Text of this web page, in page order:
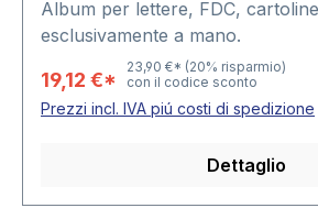
Album per lettere, FDC,
esclusivamente a mano.
19,12 €*
23,90 €* (20% risparmio)
con il codice sconto
Prezzi incl. IVA piú costi di spedizione
Dettaglio